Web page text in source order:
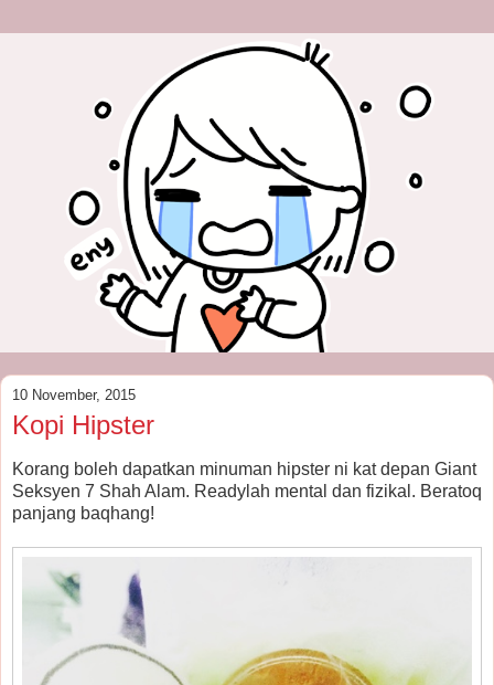
10 November, 2015
Kopi Hipster
Korang boleh dapatkan minuman hipster ni kat depan Giant
Seksyen 7 Shah Alam. Readylah mental dan fizikal. Beratoq
panjang baqhang!